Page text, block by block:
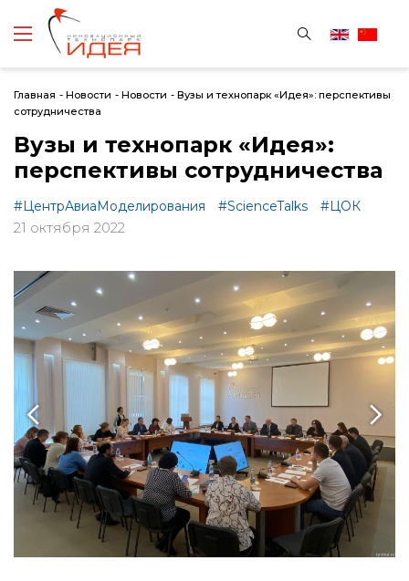
Главная - Новости - Новости - Вузы и технопарк «Идея»: перспективы
сотрудничества
Вузы и технопарк «Идея»:
перспективы сотрудничества
#ЦентрАвиаМоделирования #ScienceTalks #ЦОК
21 октября 2022